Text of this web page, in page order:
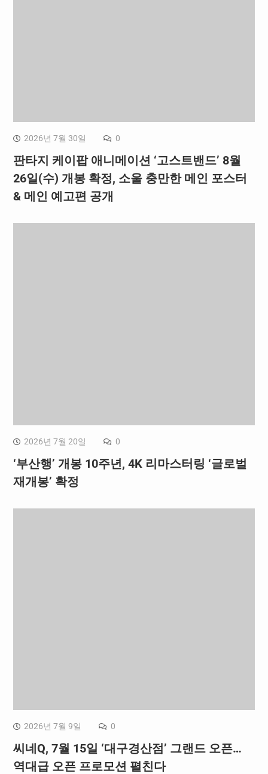
2026년 7월 30일 0
판타지 케이팝 애니메이션 ‘고스트밴드’ 8월
26일(수) 개봉 확정, 소울 충만한 메인 포스터
& 메인 예고편 공개
2026년 7월 20일 0
‘부산행’ 개봉 10주년, 4K 리마스터링 ‘글로벌
재개봉’ 확정
2026년 7월 9일 0
씨네Q, 7월 15일 ‘대구경산점’ 그랜드 오픈…
역대급 오픈 프로모션 펼친다